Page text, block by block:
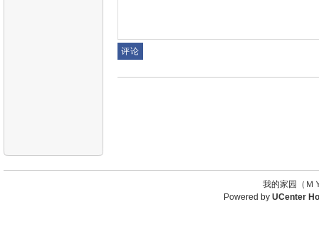
我的家园（
Powered by UCenter